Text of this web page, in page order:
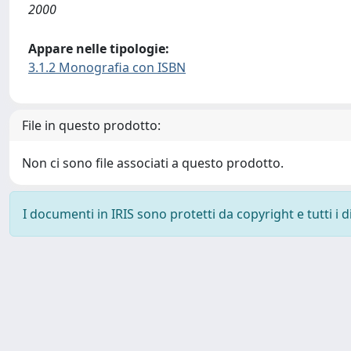
2000
Appare nelle tipologie:
3.1.2 Monografia con ISBN
File in questo prodotto:
Non ci sono file associati a questo prodotto.
I documenti in IRIS sono protetti da copyright e tutti i